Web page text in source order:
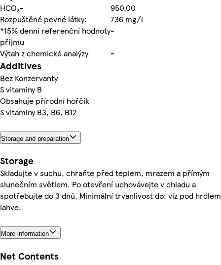
HCO₃-
950,00
Rozpuštěné pevné látky:
736 mg/l
*15% denní referenční hodnoty
příjmu
-
Výtah z chemické analýzy
-
Additives
Bez Konzervanty
S vitaminy B
Obsahuje přírodní hořčík
S vitaminy B3, B6, B12
Storage and preparation
Storage
Skladujte v suchu, chraňte před teplem, mrazem a přímým
slunečním světlem. Po otevření uchovávejte v chladu a
spotřebujte do 3 dnů. Minimální trvanlivost do: viz pod hrdlem
lahve.
More information
Net Contents